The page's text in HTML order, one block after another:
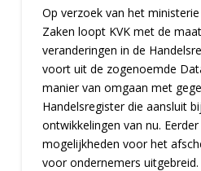
Op verzoek van het
Zaken loopt KVK met de
veranderingen in de
voort uit de zogenoemde
manier van omgaan met
Handelsregister die aansluit
ontwikkelingen van nu.
mogelijkheden voor het
voor ondernemers uitgebreid.